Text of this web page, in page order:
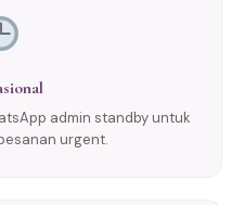
admin standby untuk
urgent.